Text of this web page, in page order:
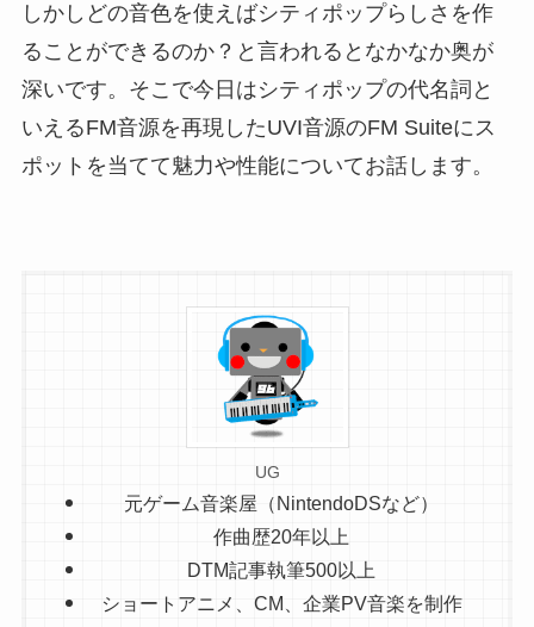
しかしどの音色を使えばシティポップらしさを作
ることができるのか？と言われるとなかなか奥が
深いです。そこで今日はシティポップの代名詞と
いえるFM音源を再現したUVI音源のFM Suiteにス
ポットを当てて魅力や性能についてお話します。
UG
元ゲーム音楽屋（NintendoDSなど）
作曲歴20年以上
DTM記事執筆500以上
ショートアニメ、CM、企業PV音楽を制作